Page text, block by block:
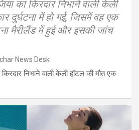
का किरदार निभाने वाली केली
दुर्घटना में हो गई, जिसमें वह एक
मैरीलैंड में हुई और इसकी जांच
News Desk
किरदार निभाने वाली केली हॉटल की मौत एक